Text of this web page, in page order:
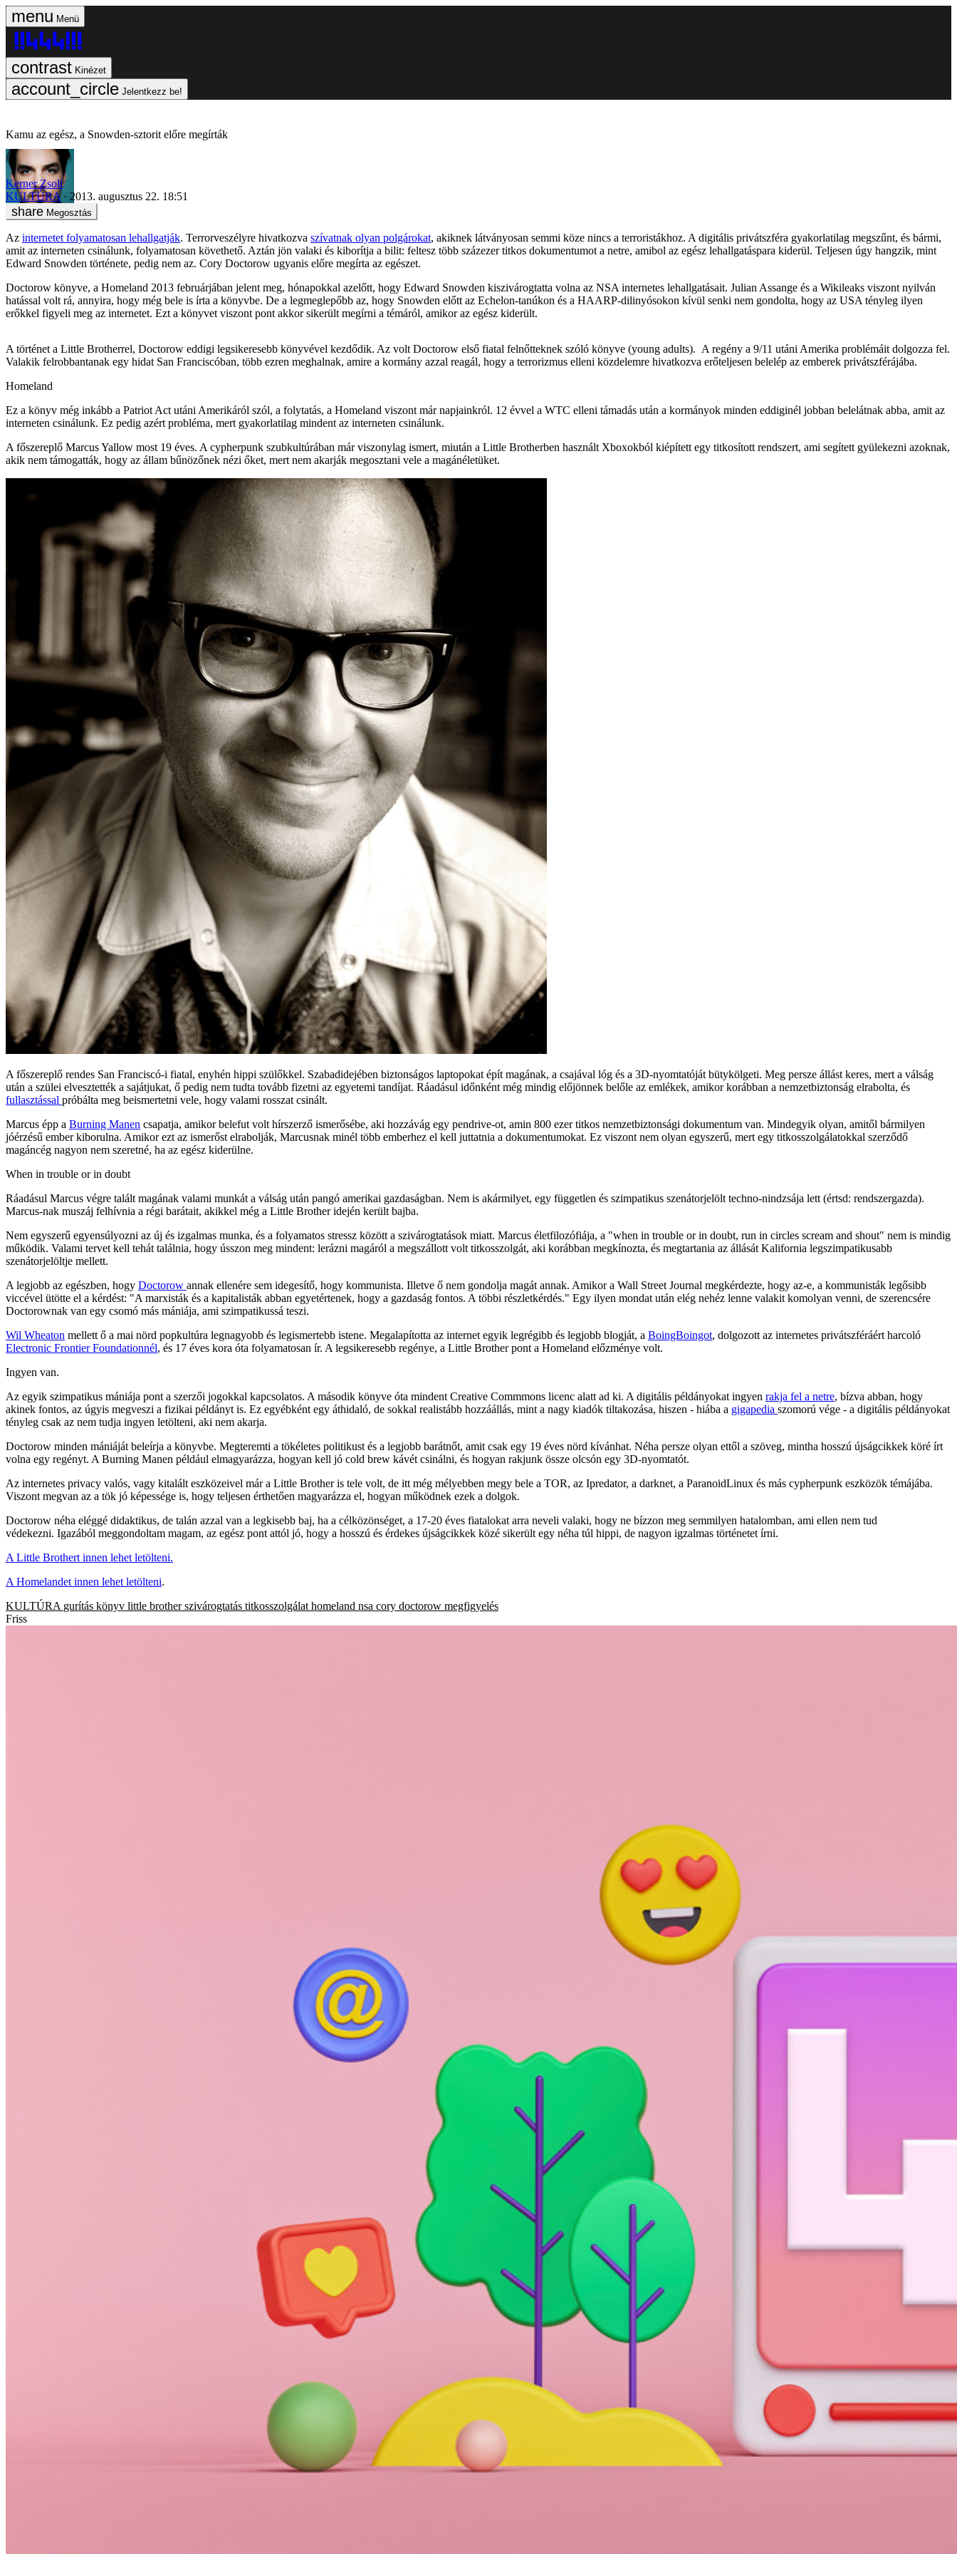
Menü
Kinézet
Jelentkezz be!
Kamu az egész, a Snowden-sztorit előre megírták
Kerner Zsolt
KULTÚRA
2013. augusztus 22. 18:51
Megosztás
Az internetet folyamatosan lehallgatják. Terrorveszélyre hivatkozva szívatnak olyan polgárokat, akiknek látványosan semmi köze nincs a terroristákhoz. A digitális privátszféra gyakorlatilag megszűnt, és bármi,
amit az interneten csinálunk, folyamatosan követhető. Aztán jön valaki és kiborítja a bilit: feltesz több százezer titkos dokumentumot a netre, amibol az egész lehallgatáspara kiderül. Teljesen úgy hangzik, mint
Edward Snowden története, pedig nem az. Cory Doctorow ugyanis előre megírta az egészet.
Doctorow könyve, a Homeland 2013 februárjában jelent meg, hónapokkal azelőtt, hogy Edward Snowden kiszivárogtatta volna az NSA internetes lehallgatásait. Julian Assange és a Wikileaks viszont nyilván
hatással volt rá, annyira, hogy még bele is írta a könyvbe. De a legmeglepőbb az, hogy Snowden előtt az Echelon-tanúkon és a HAARP-dilinyósokon kívül senki nem gondolta, hogy az USA tényleg ilyen
erőkkel figyeli meg az internetet. Ezt a könyvet viszont pont akkor sikerült megírni a témáról, amikor az egész kiderült.
A történet a Little Brotherrel, Doctorow eddigi legsikeresebb könyvével kezdődik. Az volt Doctorow első fiatal felnőtteknek szóló könyve (young adults). A regény a 9/11 utáni Amerika problémáit dolgozza fel.
Valakik felrobbantanak egy hidat San Franciscóban, több ezren meghalnak, amire a kormány azzal reagál, hogy a terrorizmus elleni közdelemre hivatkozva erőteljesen belelép az emberek privátszférájába.
Homeland
Ez a könyv még inkább a Patriot Act utáni Amerikáról szól, a folytatás, a Homeland viszont már napjainkról. 12 évvel a WTC elleni támadás után a kormányok minden eddiginél jobban belelátnak abba, amit az
interneten csinálunk. Ez pedig azért probléma, mert gyakorlatilag mindent az interneten csinálunk.
A főszereplő Marcus Yallow most 19 éves. A cypherpunk szubkultúrában már viszonylag ismert, miután a Little Brotherben használt Xboxokból kiépített egy titkosított rendszert, ami segített gyülekezni azoknak,
akik nem támogatták, hogy az állam bűnözőnek nézi őket, mert nem akarják megosztani vele a magánéletüket.
A főszereplő rendes San Franciscó-i fiatal, enyhén hippi szülőkkel. Szabadidejében biztonságos laptopokat épít magának, a csajával lóg és a 3D-nyomtatóját bütykölgeti. Meg persze állást keres, mert a válság
után a szülei elvesztették a sajátjukat, ő pedig nem tudta tovább fizetni az egyetemi tandíjat. Ráadásul időnként még mindig előjönnek belőle az emlékek, amikor korábban a nemzetbiztonság elrabolta, és
fullasztással próbálta meg beismertetni vele, hogy valami rosszat csinált.
Marcus épp a Burning Manen csapatja, amikor belefut volt hírszerző ismerősébe, aki hozzávág egy pendrive-ot, amin 800 ezer titkos nemzetbiztonsági dokumentum van. Mindegyik olyan, amitől bármilyen
jóérzésű ember kiborulna. Amikor ezt az ismerőst elrabolják, Marcusnak minél több emberhez el kell juttatnia a dokumentumokat. Ez viszont nem olyan egyszerű, mert egy titkosszolgálatokkal szerződő
magáncég nagyon nem szeretné, ha az egész kiderülne.
When in trouble or in doubt
Ráadásul Marcus végre talált magának valami munkát a válság után pangó amerikai gazdaságban. Nem is akármilyet, egy független és szimpatikus szenátorjelölt techno-nindzsája lett (értsd: rendszergazda).
Marcus-nak muszáj felhívnia a régi barátait, akikkel még a Little Brother idején került bajba.
Nem egyszerű egyensúlyozni az új és izgalmas munka, és a folyamatos stressz között a szivárogtatások miatt. Marcus életfilozófiája, a "when in trouble or in doubt, run in circles scream and shout" nem is mindig
működik. Valami tervet kell tehát találnia, hogy ússzon meg mindent: lerázni magáról a megszállott volt titkosszolgát, aki korábban megkínozta, és megtartania az állását Kalifornia legszimpatikusabb
szenátorjelöltje mellett.
A legjobb az egészben, hogy Doctorow annak ellenére sem idegesítő, hogy kommunista. Illetve ő nem gondolja magát annak. Amikor a Wall Street Journal megkérdezte, hogy az-e, a kommunisták legősibb
viccével ütötte el a kérdést: "A marxisták és a kapitalisták abban egyetértenek, hogy a gazdaság fontos. A többi részletkérdés." Egy ilyen mondat után elég nehéz lenne valakit komolyan venni, de szerencsére
Doctorownak van egy csomó más mániája, ami szimpatikussá teszi.
Wil Wheaton mellett ő a mai nörd popkultúra legnagyobb és legismertebb istene. Megalapította az internet egyik legrégibb és legjobb blogját, a BoingBoingot, dolgozott az internetes privátszféráért harcoló
Electronic Frontier Foundationnél, és 17 éves kora óta folyamatosan ír. A legsikeresebb regénye, a Little Brother pont a Homeland előzménye volt.
Ingyen van.
Az egyik szimpatikus mániája pont a szerzői jogokkal kapcsolatos. A második könyve óta mindent Creative Commmons licenc alatt ad ki. A digitális példányokat ingyen rakja fel a netre, bízva abban, hogy
akinek fontos, az úgyis megveszi a fizikai példányt is. Ez egyébként egy áthidaló, de sokkal realistább hozzáállás, mint a nagy kiadók tiltakozása, hiszen - hiába a gigapedia szomorú vége - a digitális példányokat
tényleg csak az nem tudja ingyen letölteni, aki nem akarja.
Doctorow minden mániáját beleírja a könyvbe. Megteremti a tökéletes politikust és a legjobb barátnőt, amit csak egy 19 éves nörd kívánhat. Néha persze olyan ettől a szöveg, mintha hosszú újságcikkek köré írt
volna egy regényt. A Burning Manen például elmagyarázza, hogyan kell jó cold brew kávét csinálni, és hogyan rakjunk össze olcsón egy 3D-nyomtatót.
Az internetes privacy valós, vagy kitalált eszközeivel már a Little Brother is tele volt, de itt még mélyebben megy bele a TOR, az Ipredator, a darknet, a ParanoidLinux és más cypherpunk eszközök témájába.
Viszont megvan az a tök jó képessége is, hogy teljesen érthetően magyarázza el, hogyan működnek ezek a dolgok.
Doctorow néha eléggé didaktikus, de talán azzal van a legkisebb baj, ha a célközönséget, a 17-20 éves fiatalokat arra neveli valaki, hogy ne bízzon meg semmilyen hatalomban, ami ellen nem tud
védekezni. Igazából meggondoltam magam, az egész pont attól jó, hogy a hosszú és érdekes újságcikkek közé sikerült egy néha túl hippi, de nagyon igzalmas történetet írni.
A Little Brothert innen lehet letölteni.
A Homelandet innen lehet letölteni.
KULTÚRA gurítás könyv little brother szivárogtatás titkosszolgálat homeland nsa cory doctorow megfigyelés
Friss